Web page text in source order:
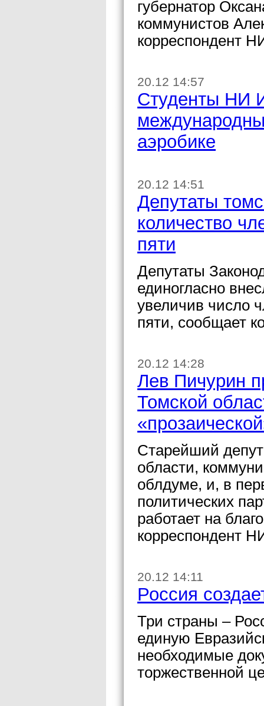
губернатор
коммунистов
корреспондент
20.12 14:57
Студенты НИ
аэробике
20.12 14:51
Депутаты
количество
пяти
Депутаты
единогласно
увеличив число
пяти, сообщает
20.12 14:28
Лев Пичурин
Томской
Старейший
области,
облдуме, и, в
политических
работает на
корреспондент
20.12 14:11
Россия
Три страны –
единую
необходимые
торжественной